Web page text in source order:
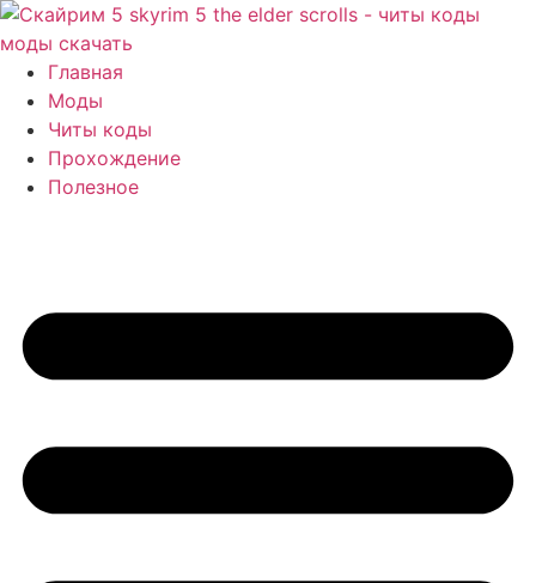
Перейти
к
содержимому
Главная
Моды
Читы коды
Прохождение
Полезное